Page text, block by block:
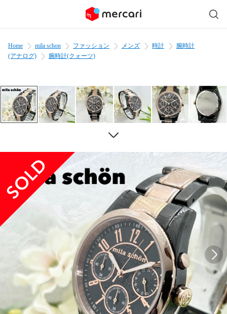
Home mila schon ファッション メンズ 時計
腕時計
(アナログ)
腕時計(クォーツ)